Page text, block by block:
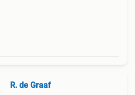
R. de Graaf